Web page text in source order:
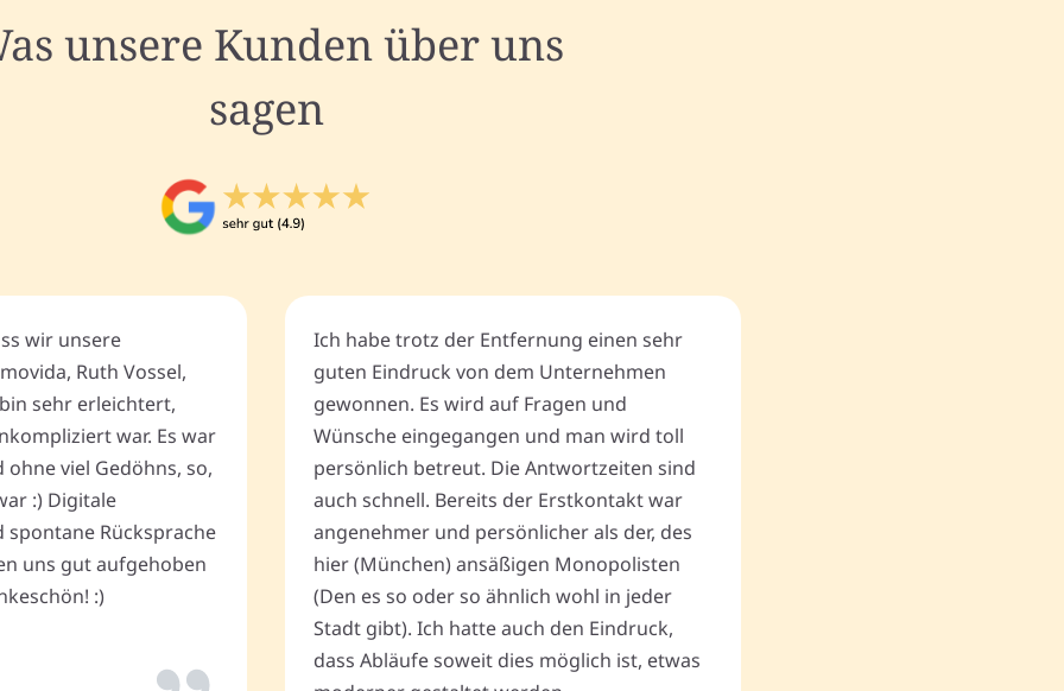
unsere Kunden über uns
sagen
wir unsere
Ruth Vossel,
sehr erleichtert,
war. Es war
viel Gedöhns, so,
:) Digitale
Rücksprache
uns gut aufgehoben
:)
Ich habe trotz der Entfernung einen sehr
guten Eindruck von dem Unternehmen
gewonnen. Es wird auf Fragen und
Wünsche eingegangen und man wird toll
persönlich betreut. Die Antwortzeiten sind
auch schnell. Bereits der Erstkontakt war
angenehmer und persönlicher als der, des
hier (München) ansäßigen Monopolisten
(Den es so oder so ähnlich wohl in jeder
Stadt gibt). Ich hatte auch den Eindruck,
dass Abläufe soweit dies möglich ist, etwas